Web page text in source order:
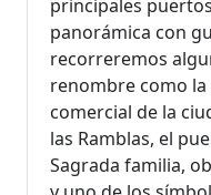
principales
panorámica con
recorreremos
renombre como
comercial de la
las Ramblas, el
Sagrada familia,